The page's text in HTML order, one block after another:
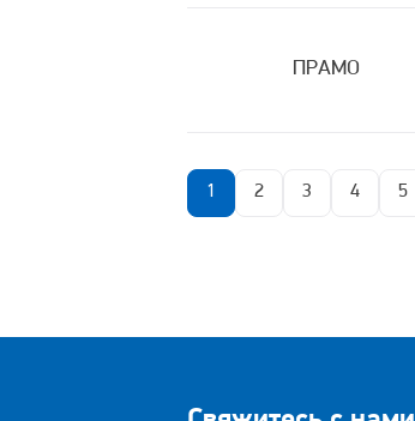
ПРАМО
1 2 3 4 5